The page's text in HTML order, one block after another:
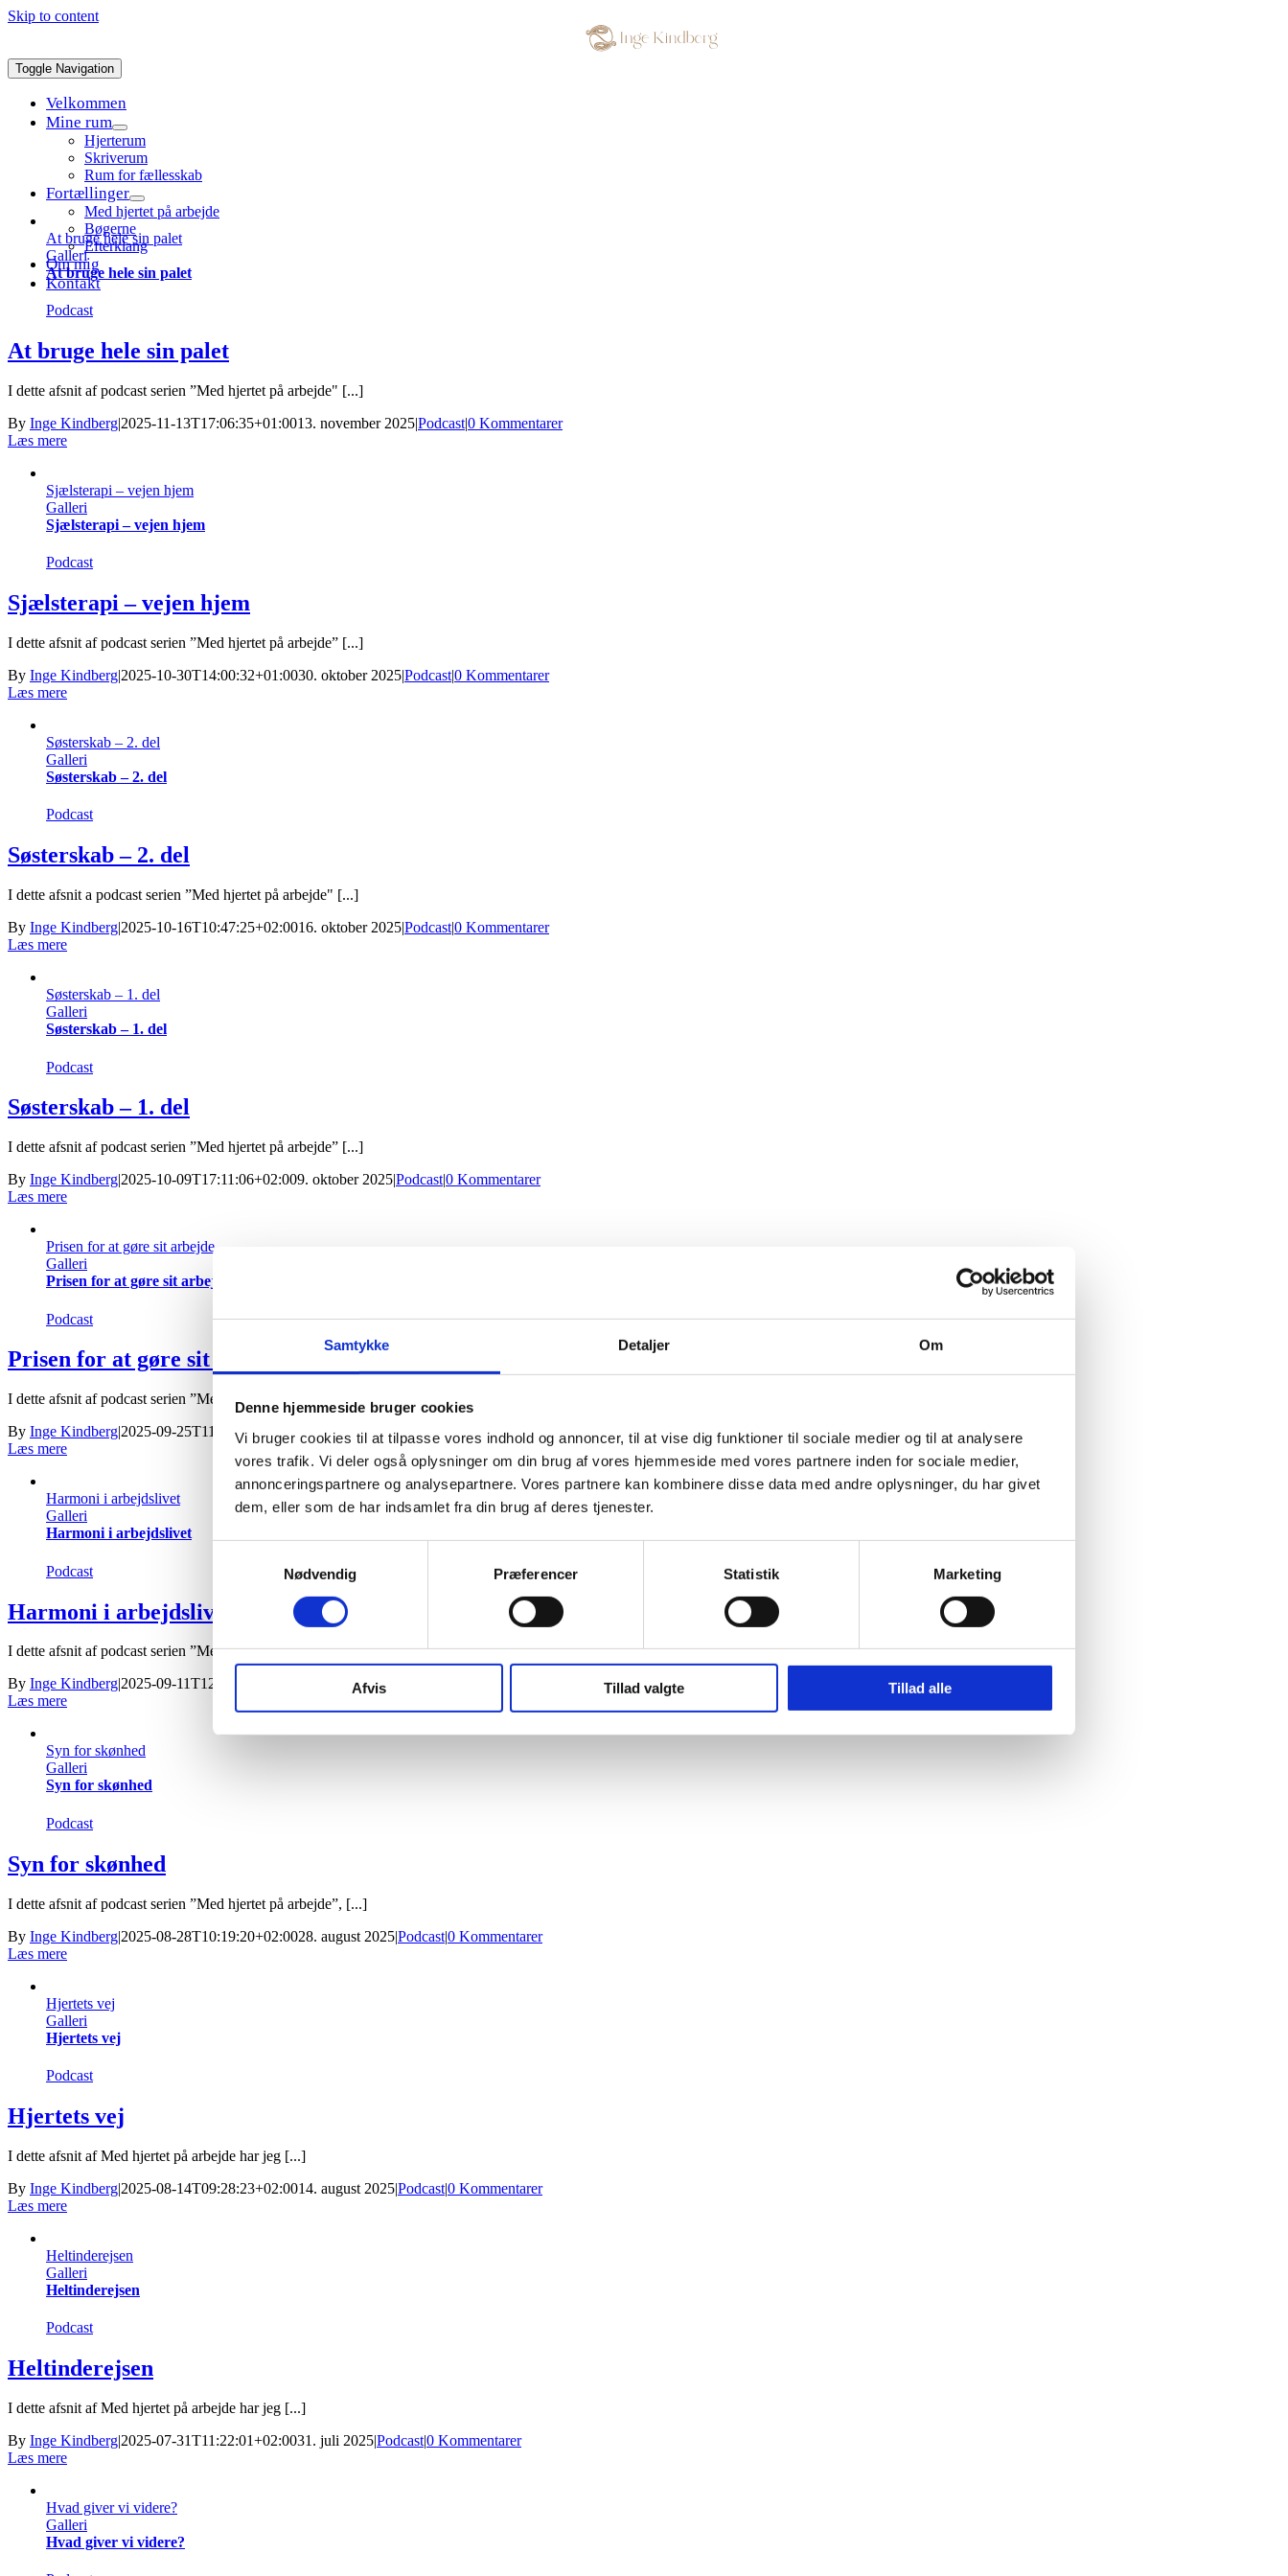
Samtykke Detaljer Om
Denne hjemmeside bruger cookies
Vi bruger cookies til at tilpasse vores indhold og annoncer, til at vise dig funktioner til sociale medier og til at analysere
vores trafik. Vi deler også oplysninger om din brug af vores hjemmeside med vores partnere inden for sociale medier,
annonceringspartnere og analysepartnere. Vores partnere kan kombinere disse data med andre oplysninger, du har givet
dem, eller som de har indsamlet fra din brug af deres tjenester.
Nødvendig
Præferencer Statistik Marketing
Afvis Tillad valgte Tillad alle
Skip to content
Toggle Navigation
Velkommen
Mine rum
Hjerterum
Skriverum
Rum for fællesskab
Fortællinger
Med hjertet på arbejde
Bøgerne
Efterklang
Om mig
Kontakt
At bruge hele sin palet
Galleri
At bruge hele sin palet
Podcast
At bruge hele sin palet
I dette afsnit af podcast serien ”Med hjertet på arbejde" [...]
By Inge Kindberg|2025-11-13T17:06:35+01:0013. november 2025|Podcast|0 Kommentarer
Læs mere
Sjælsterapi – vejen hjem
Galleri
Sjælsterapi – vejen hjem
Podcast
Sjælsterapi – vejen hjem
I dette afsnit af podcast serien ”Med hjertet på arbejde” [...]
By Inge Kindberg|2025-10-30T14:00:32+01:0030. oktober 2025|Podcast|0 Kommentarer
Læs mere
Søsterskab – 2. del
Galleri
Søsterskab – 2. del
Podcast
Søsterskab – 2. del
I dette afsnit a podcast serien ”Med hjertet på arbejde" [...]
By Inge Kindberg|2025-10-16T10:47:25+02:0016. oktober 2025|Podcast|0 Kommentarer
Læs mere
Søsterskab – 1. del
Galleri
Søsterskab – 1. del
Podcast
Søsterskab – 1. del
I dette afsnit af podcast serien ”Med hjertet på arbejde” [...]
By Inge Kindberg|2025-10-09T17:11:06+02:009. oktober 2025|Podcast|0 Kommentarer
Læs mere
Prisen for at gøre sit arbejde
Galleri
Prisen for at gøre sit arbejde
Podcast
Prisen for at gøre sit arbejde
I dette afsnit af podcast serien ”Med hjertet på arbejde” [...]
By Inge Kindberg|2025-09-25T11:10:43+02:00 25. september 2025 |Podcast 0 Kommentarer
Læs mere
Harmoni i arbejdslivet
Galleri
Harmoni i arbejdslivet
Podcast
Harmoni i arbejdslivet
I dette afsnit af podcast serien ”Med hjertet på arbejde”, [...]
By Inge Kindberg2025-09-11T12:20:18+02:00 11. september 2025
Læs mere
Syn for skønhed
Galleri
Syn for skønhed
Podcast
Syn for skønhed
I dette afsnit af podcast serien ”Med hjertet på arbejde”, [...]
By Inge Kindberg|2025-08-28T10:19:20+02:0028. august 2025|Podcast|0 Kommentarer
Læs mere
Hjertets vej
Galleri
Hjertets vej
Podcast
Hjertets vej
I dette afsnit af Med hjertet på arbejde har jeg [...]
By Inge Kindberg|2025-08-14T09:28:23+02:0014. august 2025|Podcast|0 Kommentarer
Læs mere
Heltinderejsen
Galleri
Heltinderejsen
Podcast
Heltinderejsen
I dette afsnit af Med hjertet på arbejde har jeg [...]
By Inge Kindberg|2025-07-31T11:22:01+02:0031. juli 2025|Podcast|0 Kommentarer
Læs mere
Hvad giver vi videre?
Galleri
Hvad giver vi videre?